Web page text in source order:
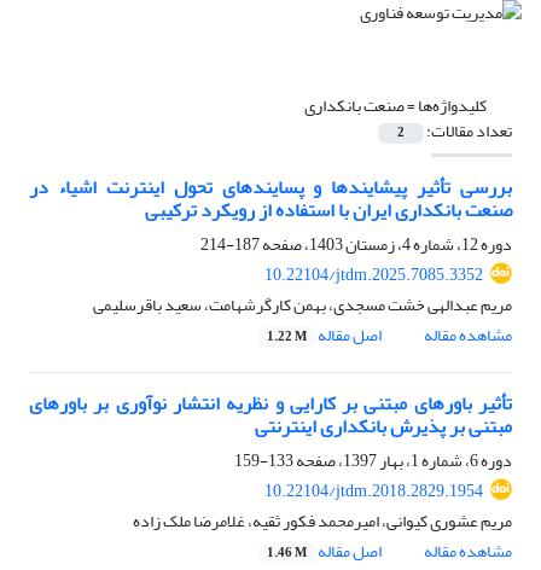
کلیدواژه‌ها =صنعت بانکداری
تعداد مقالات: 2
بررسی تأثیر پیشایندها و پسایندهای تحول اینترنت اشیاء در
صنعت بانکداری ایران با استفاده از رویکرد ترکیبی
دوره 12، شماره 4، زمستان 1403، صفحه
187-214
10.22104/jtdm.2025.7085.3352
مریم عبدالهی خشت مسجدی، بهمن کارگرشهامت، سعید باقرسلیمی
مشاهده مقاله
اصل مقاله 1.22 M
تأثیر باورهای مبتنی بر کارایی و نظریه انتشار نوآوری بر باورهای
مبتنی بر پذیرش بانکداری اینترنتی
دوره 6، شماره 1، بهار 1397، صفحه
133-159
10.22104/jtdm.2018.2829.1954
مریم عشوری کیوانی، امیرمحمد فکور ثقیه، غلامرضا ملک زاده
مشاهده مقاله
اصل مقاله 1.46 M